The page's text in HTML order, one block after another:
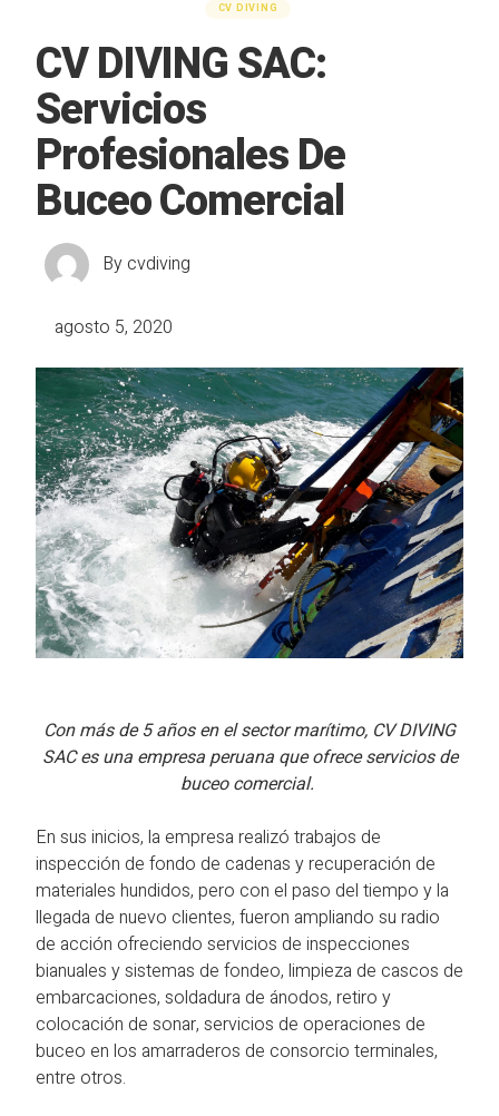
CV DIVING
CV DIVING SAC:
Servicios
Profesionales De
Buceo Comercial
Bycvdiving
agosto 5, 2020
Con más de 5 años en el sector marítimo, CV DIVING
SAC es una empresa peruana que ofrece servicios de
buceo comercial.
En sus inicios, la empresa realizó trabajos de
inspección de fondo de cadenas y recuperación de
materiales hundidos, pero con el paso del tiempo y la
llegada de nuevo clientes, fueron ampliando su radio
de acción ofreciendo servicios de inspecciones
bianuales y sistemas de fondeo, limpieza de cascos de
embarcaciones, soldadura de ánodos, retiro y
colocación de sonar, servicios de operaciones de
buceo en los amarraderos de consorcio terminales,
entre otros.